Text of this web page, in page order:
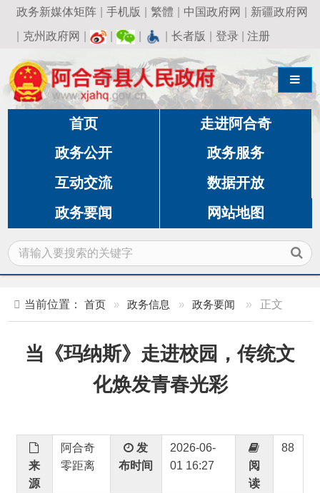
政务新媒体矩阵 | 手机版 繁體 | 中国政府网 | 新疆政府网
克州政府网 | | | 长者版 | 登录|注册
导航切换
首页 走进阿合奇
政务公开 政务服务
互动交流 数据开放
政务要闻 网站地图
当前位置： 首页 » 政务信息 » 政务要闻 » 正文
当《玛纳斯》走进校园，传统文
化焕发青春光彩
发
2026-06-
5月28日至29日，“非遗文创进校园”主题活动
在四川文化艺术学院顺利举行。
阿合奇县自治区级